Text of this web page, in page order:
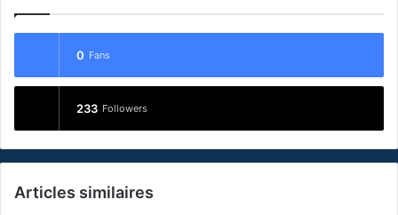
0 Fans
233 Followers
Articles similaires